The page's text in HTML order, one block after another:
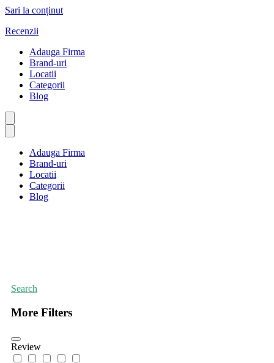
Sari la conținut
Recenzii
Adauga Firma
Brand-uri
Locatii
Categorii
Blog
Adauga Firma
Brand-uri
Locatii
Categorii
Blog
Search
More Filters
Review